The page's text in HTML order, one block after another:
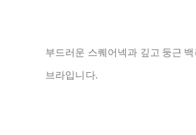
부드러운 스퀘어넥과 깊고 둥근
브라입니다.